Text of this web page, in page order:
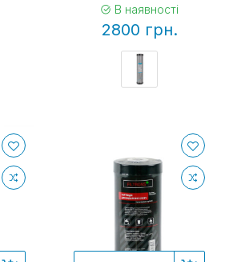
В наявності
2800 грн.